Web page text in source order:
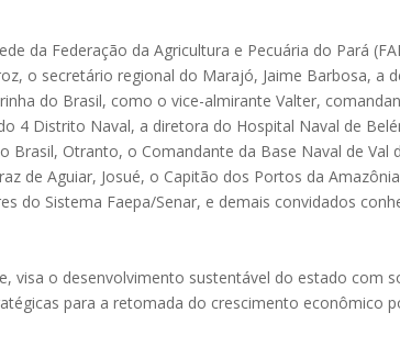
da Federação da Agricultura e Pecuária do Pará
o secretário regional do Marajó, Jaime Barbosa, a
do Brasil, como o vice-almirante Valter,
4 Distrito Naval, a diretora do Hospital Naval de
Otranto, o Comandante da Base Naval de Val
de Aguiar, Josué, o Capitão dos Portos da
do Sistema Faepa/Senar, e demais convidados
visa o desenvolvimento sustentável do estado com
para a retomada do crescimento econômico